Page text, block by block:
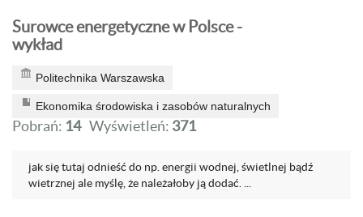
Surowce energetyczne w Polsce -
wykład
Politechnika Warszawska
Ekonomika środowiska i zasobów naturalnych
Pobrań: 14 Wyświetleń: 371
jak się tutaj odnieść do np. energii wodnej, świetlnej bądź
wietrznej ale myślę, że należałoby ją dodać. ...